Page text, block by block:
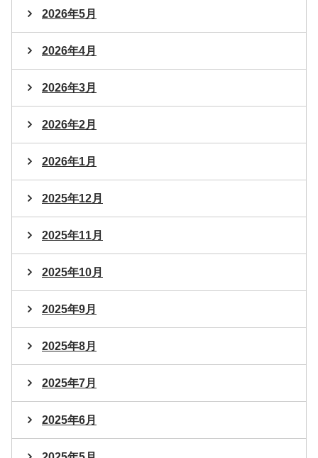
2026年5月
2026年4月
2026年3月
2026年2月
2026年1月
2025年12月
2025年11月
2025年10月
2025年9月
2025年8月
2025年7月
2025年6月